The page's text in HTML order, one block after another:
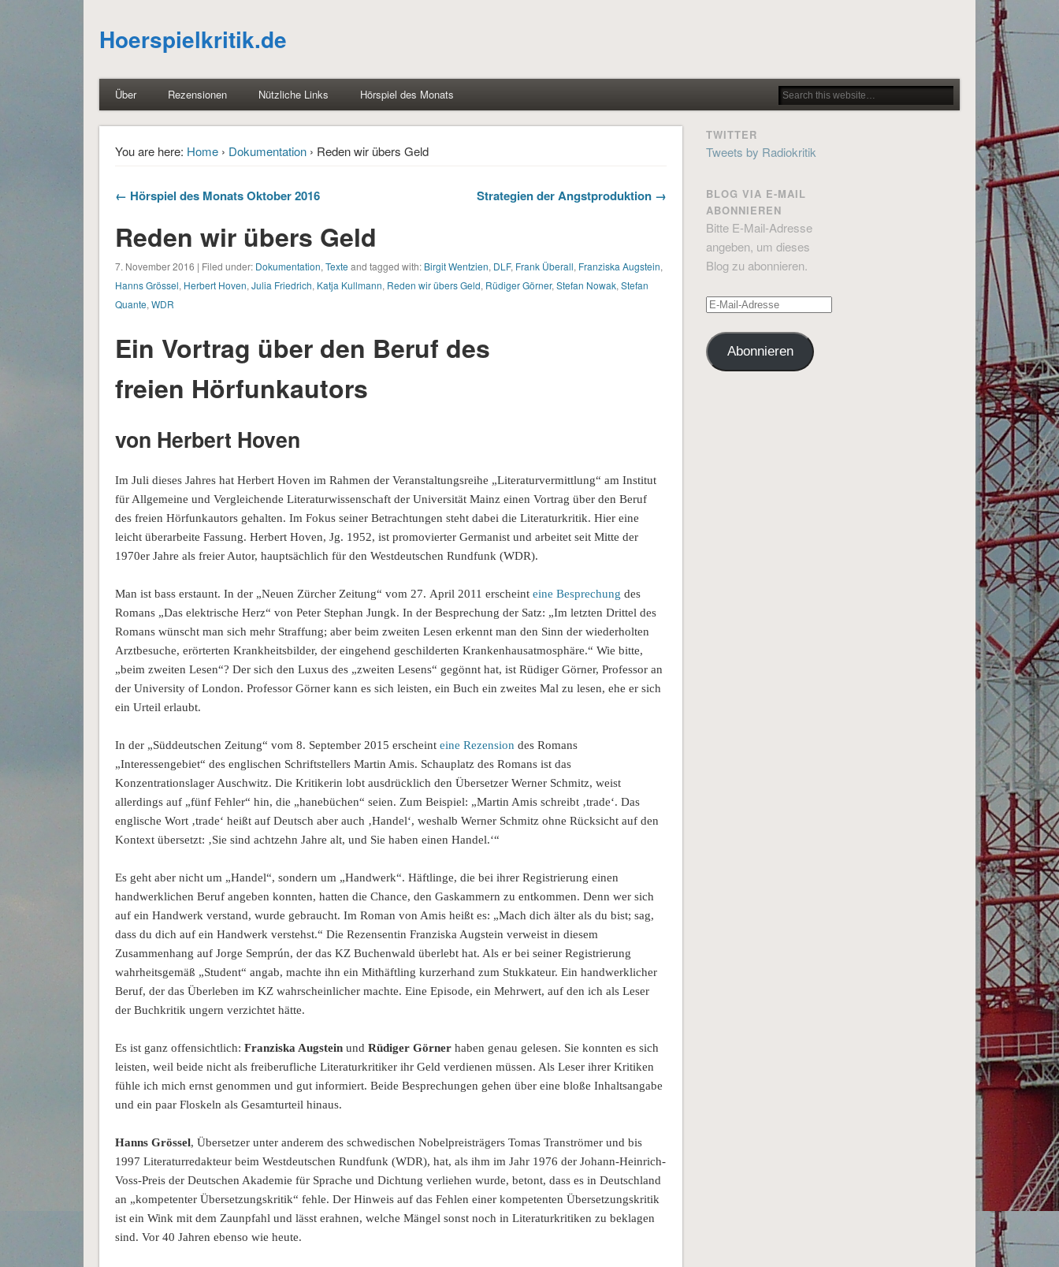
Hoerspielkritik.de
Über Rezensionen Nützliche Links Hörspiel des Monats
You are here: Home› Dokumentation› Reden wir übers Geld
← Hörspiel des Monats Oktober 2016 Strategien der Angstproduktion →
Reden wir übers Geld
7. November 2016 | Filed under: Dokumentation, Texte and tagged with: Birgit Wentzien, DLF, Frank Überall, Franziska Augstein,
Hanns Grössel, Herbert Hoven, Julia Friedrich, Katja Kullmann, Reden wir übers Geld, Rüdiger Görner, Stefan Nowak, Stefan
Quante, WDR
Ein Vortrag über den Beruf des
freien Hörfunkautors
von Herbert Hoven
Im Juli dieses Jahres hat Herbert Hoven im Rahmen der Veranstaltungsreihe „Literaturvermittlung“ am Institut
für Allgemeine und Vergleichende Literaturwissenschaft der Universität Mainz einen Vortrag über den Beruf
des freien Hörfunkautors gehalten. Im Fokus seiner Betrachtungen steht dabei die Literaturkritik. Hier eine
leicht überarbeite Fassung. Herbert Hoven, Jg. 1952, ist promovierter Germanist und arbeitet seit Mitte der
1970er Jahre als freier Autor, hauptsächlich für den Westdeutschen Rundfunk (WDR).
Man ist bass erstaunt. In der „Neuen Zürcher Zeitung“ vom 27. April 2011 erscheint eine Besprechung des
Romans „Das elektrische Herz“ von Peter Stephan Jungk. In der Besprechung der Satz: „Im letzten Drittel des
Romans wünscht man sich mehr Straffung; aber beim zweiten Lesen erkennt man den Sinn der wiederholten
Arztbesuche, erörterten Krankheitsbilder, der eingehend geschilderten Krankenhausatmosphäre.“ Wie bitte,
„beim zweiten Lesen“? Der sich den Luxus des „zweiten Lesens“ gegönnt hat, ist Rüdiger Görner, Professor an
der University of London. Professor Görner kann es sich leisten, ein Buch ein zweites Mal zu lesen, ehe er sich
ein Urteil erlaubt.
In der „Süddeutschen Zeitung“ vom 8. September 2015 erscheint eine Rezension des Romans
„Interessengebiet“ des englischen Schriftstellers Martin Amis. Schauplatz des Romans ist das
Konzentrationslager Auschwitz. Die Kritikerin lobt ausdrücklich den Übersetzer Werner Schmitz, weist
allerdings auf „fünf Fehler“ hin, die „hanebüchen“ seien. Zum Beispiel: „Martin Amis schreibt ‚trade‘. Das
englische Wort ‚trade‘ heißt auf Deutsch aber auch ‚Handel‘, weshalb Werner Schmitz ohne Rücksicht auf den
Kontext übersetzt: ‚Sie sind achtzehn Jahre alt, und Sie haben einen Handel.‘“
Es geht aber nicht um „Handel“, sondern um „Handwerk“. Häftlinge, die bei ihrer Registrierung einen
handwerklichen Beruf angeben konnten, hatten die Chance, den Gaskammern zu entkommen. Denn wer sich
auf ein Handwerk verstand, wurde gebraucht. Im Roman von Amis heißt es: „Mach dich älter als du bist; sag,
dass du dich auf ein Handwerk verstehst.“ Die Rezensentin Franziska Augstein verweist in diesem
Zusammenhang auf Jorge Semprún, der das KZ Buchenwald überlebt hat. Als er bei seiner Registrierung
wahrheitsgemäß „Student“ angab, machte ihn ein Mithäftling kurzerhand zum Stukkateur. Ein handwerklicher
Beruf, der das Überleben im KZ wahrscheinlicher machte. Eine Episode, ein Mehrwert, auf den ich als Leser
der Buchkritik ungern verzichtet hätte.
Es ist ganz offensichtlich: Franziska Augsteinund Rüdiger Görnerhaben genau gelesen. Sie konnten es sich
leisten, weil beide nicht als freiberufliche Literaturkritiker ihr Geld verdienen müssen. Als Leser ihrer Kritiken
fühle ich mich ernst genommen und gut informiert. Beide Besprechungen gehen über eine bloße Inhaltsangabe
und ein paar Floskeln als Gesamturteil hinaus.
Hanns Grössel, Übersetzer unter anderem des schwedischen Nobelpreisträgers Tomas Tranströmer und bis
1997 Literaturredakteur beim Westdeutschen Rundfunk (WDR), hat, als ihm im Jahr 1976 der Johann-Heinrich-
Voss-Preis der Deutschen Akademie für Sprache und Dichtung verliehen wurde, betont, dass es in Deutschland
an „kompetenter Übersetzungskritik“ fehle. Der Hinweis auf das Fehlen einer kompetenten Übersetzungskritik
ist ein Wink mit dem Zaunpfahl und lässt erahnen, welche Mängel sonst noch in Literaturkritiken zu beklagen
sind. Vor 40 Jahren ebenso wie heute.
TWITTER
Tweets by Radiokritik
BLOG VIA E-MAIL
ABONNIEREN
Bitte E-Mail-Adresse
angeben, um dieses
Blog zu abonnieren.
E-
Adresse
Abonnieren